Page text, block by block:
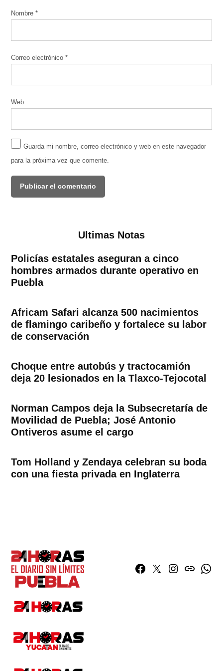
Nombre*
Correo electrónico*
Web
Guarda mi nombre, correo electrónico y web en este navegador
para la próxima vez que comente.
Ultimas Notas
Policías estatales aseguran a cinco
hombres armados durante operativo en
Puebla
Africam Safari alcanza 500 nacimientos
de flamingo caribeño y fortalece su labor
de conservación
Choque entre autobús y tractocamión
deja 20 lesionados en la Tlaxco-Tejocotal
Norman Campos deja la Subsecretaría de
Movilidad de Puebla; José Antonio
Ontiveros asume el cargo
Tom Holland y Zendaya celebran su boda
con una fiesta privada en Inglaterra
Facebook
TwitterInstagram
issuu